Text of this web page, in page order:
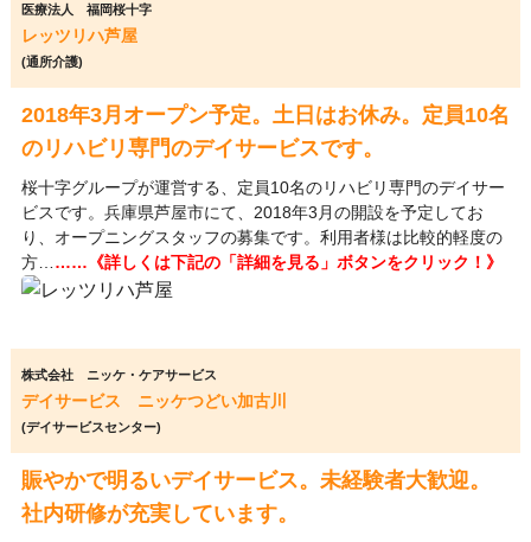
医療法人 福岡桜十字
レッツリハ芦屋
(通所介護)
2018年3月オープン予定。土日はお休み。定員10名
のリハビリ専門のデイサービスです。
桜十字グループが運営する、定員10名のリハビリ専門のデイサー
ビスです。兵庫県芦屋市にて、2018年3月の開設を予定してお
り、オープニングスタッフの募集です。利用者様は比較的軽度の
方… ……《詳しくは下記の「詳細を見る」ボタンをクリック！》
株式会社 ニッケ・ケアサービス
デイサービス ニッケつどい加古川
(デイサービスセンター)
賑やかで明るいデイサービス。未経験者大歓迎。
社内研修が充実しています。